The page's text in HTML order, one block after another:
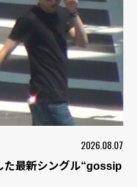
2026.08.07
最新シングル“gossip